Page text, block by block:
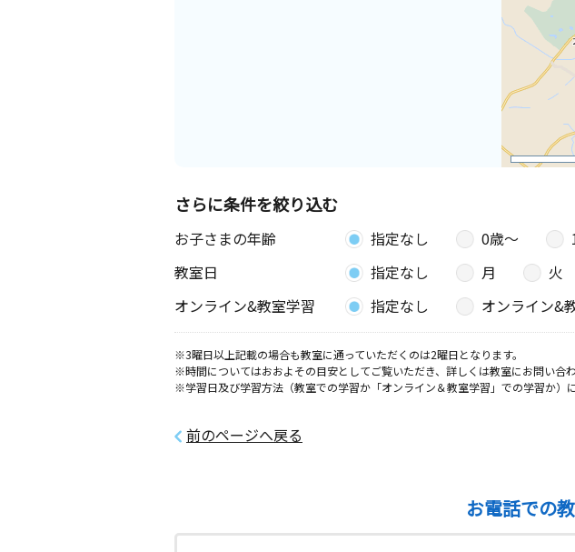
さらに条件を絞り込む
お子さまの年齢 指定なし 0歳〜
教室日
指定なし 月 火
オンライン&教室学習
指定なし オンライン&
※3曜日以上記載の場合も教室に通っていただくのは2曜日となります。
※時間についてはおおよその目安としてご覧いただき、詳しくは教室にお問い合
※学習日及び学習方法（教室での学習か「オンライン＆教室学習」での学習か）
前のページへ戻る
お電話での